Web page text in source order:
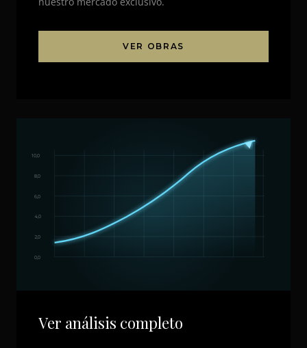
VER OBRAS
0,0
2,0
4,0
6,0
8,0
10,0
Ver análisis completo